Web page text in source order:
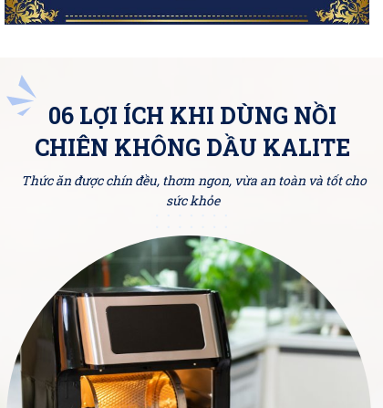
06 LỢI ÍCH KHI DÙNG NỒI
CHIÊN KHÔNG DẦU KALITE
Thức ăn được chín đều, thơm ngon, vừa an toàn và tốt cho
sức khỏe